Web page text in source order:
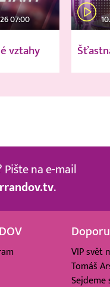
07:00
vztahy
na e-mail
.
VIP svět
Tomáš
Sejdeme